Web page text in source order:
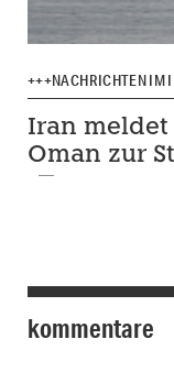
+++NACHRICHTEN IM
Iran
Oman zur
kommentare